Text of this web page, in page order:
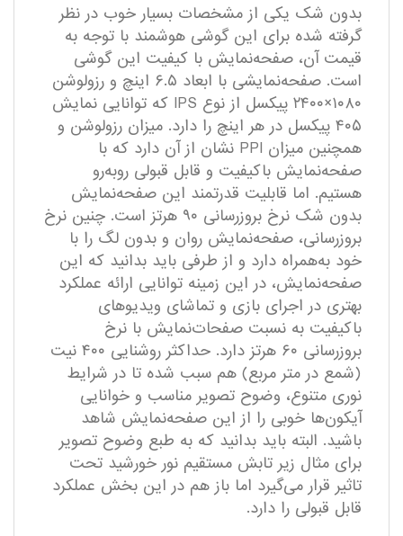
بدون شک یکی از مشخصات بسیار خوب در نظر
گرفته شده برای این گوشی هوشمند با توجه به
قیمت آن، صفحه‌نمایش با کیفیت این گوشی
است. صفحه‌نمایشی با ابعاد ۶.۵ اینچ و رزولوشن
۱۰۸۰×۲۴۰۰ پیکسل از نوع IPS که توانایی نمایش
۴۰۵ پیکسل در هر اینچ را دارد. میزان رزولوشن و
همچنین میزان PPI نشان از آن دارد که با
صفحه‌نمایش با‌کیفیت و قابل قبولی رو‌به‌رو
هستیم. اما قابلیت قدرتمند این صفحه‌نمایش
بدون شک نرخ بروزرسانی ۹۰ هرتز است. چنین نرخ
بروزرسانی، صفحه‌نمایش روان و بدون لگ را با
خود به‌همراه دارد و از طرفی باید بدانید که این
صفحه‌نمایش، در این زمینه توانایی ارائه عملکرد
بهتری در اجرای بازی‌ و تماشای ویدیو‌های
با‌کیفیت به نسبت صفحات‌نمایش با نرخ
بروزرسانی ۶۰ هرتز دارد. حداکثر روشنایی ۴۰۰ نیت
(شمع در متر مربع) هم سبب شده تا در شرایط
نوری متنوع، وضوح تصویر مناسب و خوانایی
آیکون‌ها خوبی را از این صفحه‌نمایش شاهد
باشید. البته باید بدانید که به طبع وضوح تصویر
برای مثال زیر تابش مستقیم نور خورشید تحت
تاثیر قرار می‌گیرد اما باز هم در این بخش عملکرد
قابل قبولی را دارد.